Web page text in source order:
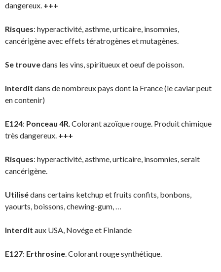
dangereux. +++
Risques: hyperactivité, asthme, urticaire, insomnies,
cancérigène avec effets tératrogènes et mutagènes.
Se trouvedans les vins, spiritueux et oeuf de poisson.
Interdit dans de nombreux pays dont la France (le caviar peut
en contenir)
E124: Ponceau 4R. Colorant azoïque rouge. Produit chimique
très dangereux. +++
Risques: hyperactivité, asthme, urticaire, insomnies, serait
cancérigène.
Utilisédans certains ketchup et fruits confits, bonbons,
yaourts, boissons, chewing-gum, …
Interdit aux USA, Novége et Finlande
E127: Erthrosine. Colorant rouge synthétique.